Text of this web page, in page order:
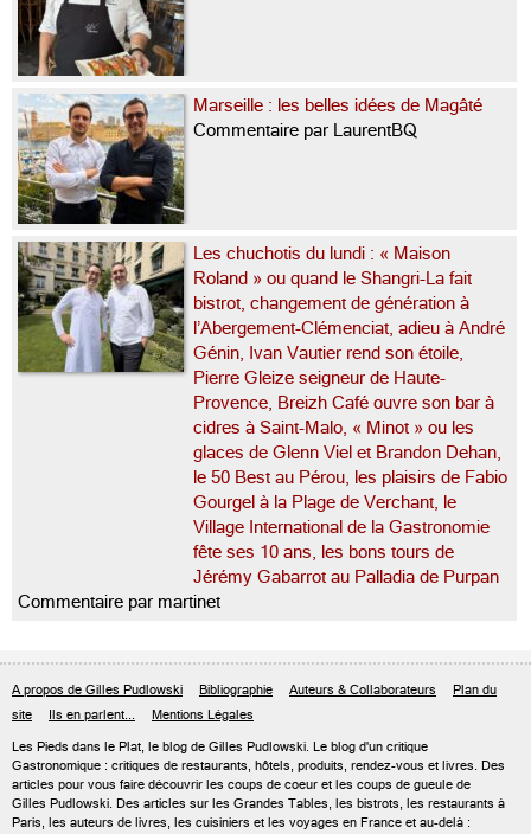
Marseille : les belles idées de Magâté
Commentaire par LaurentBQ
Les chuchotis du lundi : « Maison
Roland » ou quand le Shangri-La fait
bistrot, changement de génération à
l’Abergement-Clémenciat, adieu à André
Génin, Ivan Vautier rend son étoile,
Pierre Gleize seigneur de Haute-
Provence, Breizh Café ouvre son bar à
cidres à Saint-Malo, « Minot » ou les
glaces de Glenn Viel et Brandon Dehan,
le 50 Best au Pérou, les plaisirs de Fabio
Gourgel à la Plage de Verchant, le
Village International de la Gastronomie
fête ses 10 ans, les bons tours de
Jérémy Gabarrot au Palladia de Purpan
Commentaire par martinet
A propos de Gilles Pudlowski Bibliographie Auteurs & Collaborateurs
Plan du
site
Ils en parlent... Mentions Légales
Les Pieds dans le Plat, le blog de Gilles Pudlowski. Le blog d'un critique
Gastronomique : critiques de restaurants, hôtels, produits, rendez-vous et livres. Des
articles pour vous faire découvrir les coups de coeur et les coups de gueule de
Gilles Pudlowski. Des articles sur les Grandes Tables, les bistrots, les restaurants à
Paris, les auteurs de livres, les cuisiniers et les voyages en France et au-delà :